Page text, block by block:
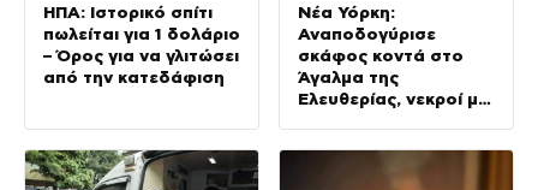
ΗΠΑ: Ιστορικό σπίτι
πωλείται για 1 δολάριο
– Όρος για να γλιτώσει
από την κατεδάφιση
Νέα Υόρκη:
Αναποδογύρισε
σκάφος κοντά στο
Άγαλμα της
Ελευθερίας, νεκροί μία